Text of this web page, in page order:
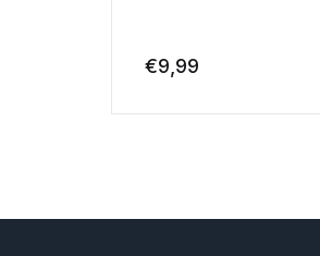
€9,99